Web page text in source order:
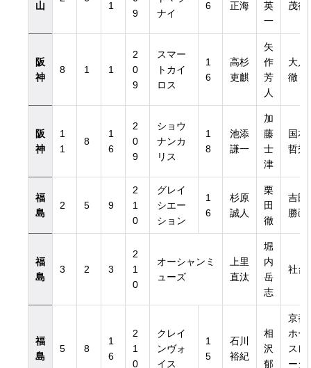
山
1
9
ナイ
6
正海
英
一
茂行
阪
神
8 1 1
2
0
9
スマー
トカイ
ロス
1
6
高杉
吏麒
矢
作
芳
人
大川
徹
阪
神
1
1
8
1
6
2
0
9
ショウ
ナンカ
リス
1
8
池添
謙一
加
藤
士
津
国本
哲秀
福
島
2 5 9
2
1
0
グレイ
シエー
ション
1
6
杉原
誠人
栗
田
徹
吉田
勝己
福
島
3 2 3
2
1
0
オーシャンミ
ューズ
上里
直汰
堀
内
岳
志
社台
福
島
5 8
1
6
2
1
0
クレイ
ンヴォ
イス
1
5
石川
裕紀
相
沢
郁
京都
ホー
スレ
ーシ